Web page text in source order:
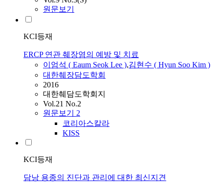
원문보기
KCI등재
ERCP 연관 췌장염의 예방 및 치료
이엄석 ( Eaum Seok Lee ),김현수 ( Hyun Soo Kim )
대한췌장담도학회
2016
대한췌담도학회지
Vol.21 No.2
원문보기 2
코리아스칼라
KISS
KCI등재
담낭 용종의 진단과 관리에 대한 최신지견